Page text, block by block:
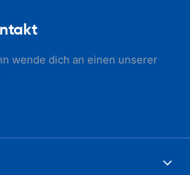
wende dich an einen unserer